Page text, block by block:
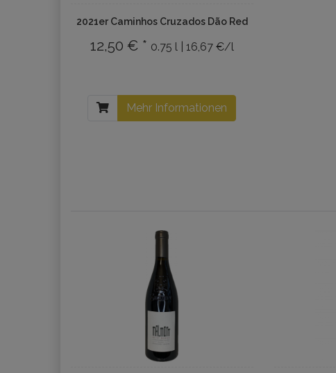
2021er Caminhos Cruzados Dão Red
12,50 € * 0.75 l | 16,67 €/l
Mehr Informationen